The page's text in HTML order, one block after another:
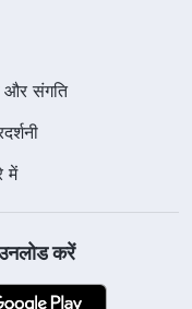
और संगति
में
करें